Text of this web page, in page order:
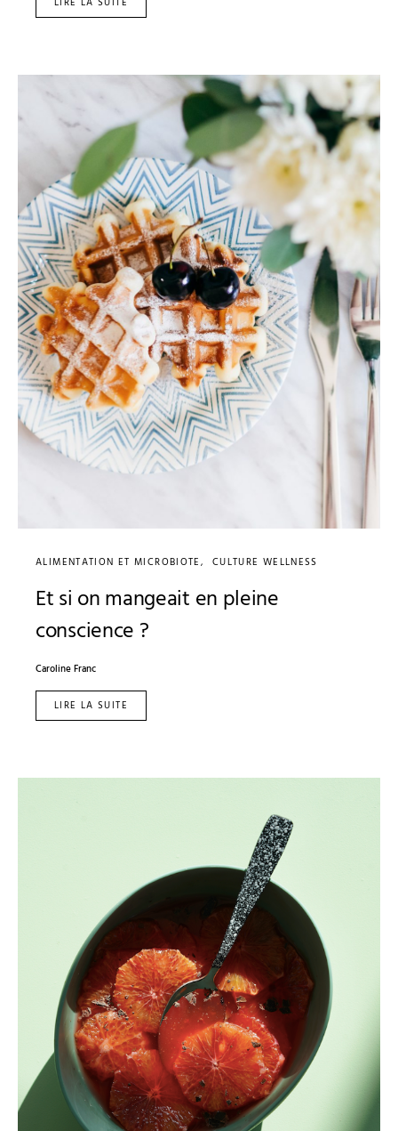
ALIMENTATION ET MICROBIOTE CULTURE WELLNESS
Et si on mangeait en pleine
conscience ?
Caroline Franc
LIRE LA SUITE